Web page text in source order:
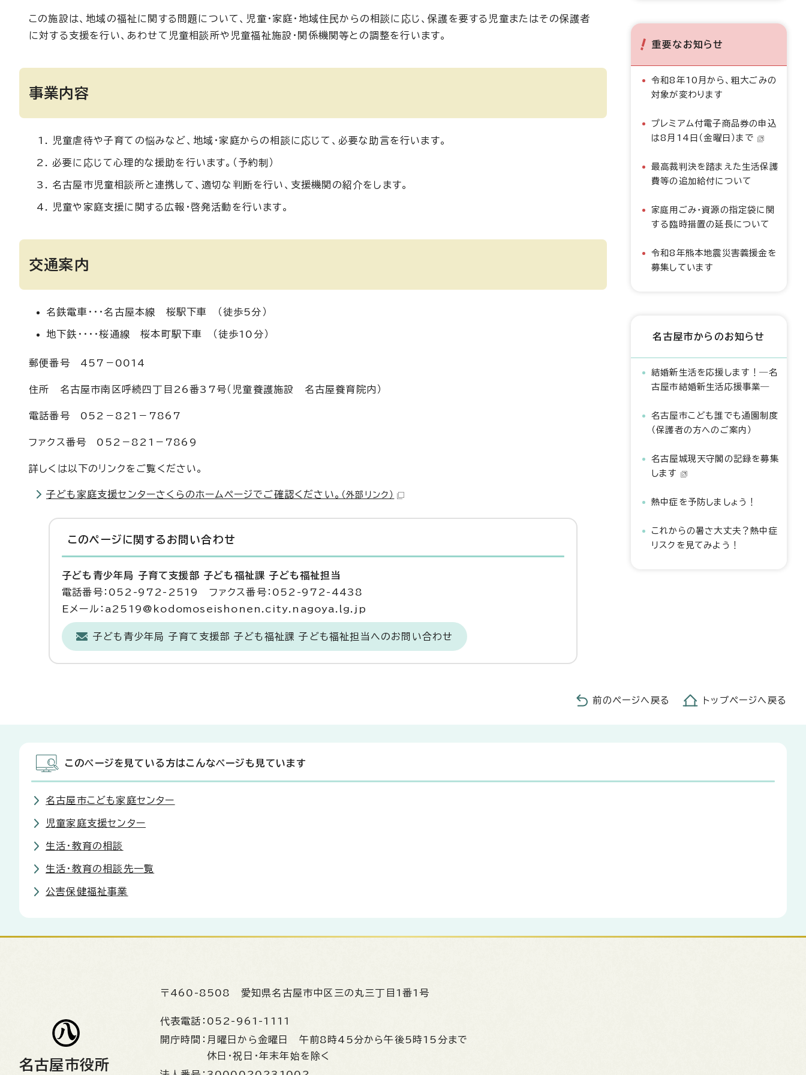
この施設は、地域の福祉に関する問題について、児童・家庭・地域住民からの相談に応じ、保護を要する児童またはその保護者
に対する支援を行い、あわせて児童相談所や児童福祉施設・関係機関等との調整を行います。
事業内容
児童虐待や子育ての悩みなど、地域・家庭からの相談に応じて、必要な助言を行います。
必要に応じて心理的な援助を行います。（予約制）
名古屋市児童相談所と連携して、適切な判断を行い、支援機関の紹介をします。
児童や家庭支援に関する広報・啓発活動を行います。
交通案内
名鉄電車・・・名古屋本線 桜駅下車 （徒歩5分）
地下鉄・・・・桜通線 桜本町駅下車 （徒歩10分）
郵便番号 457－0014
住所 名古屋市南区呼続四丁目26番37号（児童養護施設 名古屋養育院内）
電話番号 052－821－7867
ファクス番号 052－821－7869
詳しくは以下のリンクをご覧ください。
子ども家庭支援センターさくらのホームページでご確認ください。 （外部リンク）
このページに関する お問い合わせ
子ども青少年局 子育て支援部 子ども福祉課 子ども福祉担当
電話番号：052-972-2519 ファクス番号：052-972-4438
Eメール：a2519@kodomoseishonen.city.nagoya.lg.jp
子ども青少年局 子育て支援部 子ども福祉課 子ども福祉担当へのお問い合わせ
重要なお知らせ
令和8年10月から、粗大ごみの
対象が変わります
プレミアム付電子商品券の申込
は8月14日（金曜日）まで
最高裁判決を踏まえた生活保護
費等の追加給付について
家庭用ごみ・資源の指定袋に関
する臨時措置の延長について
令和8年熊本地震災害義援金を
募集しています
名古屋市からのお知らせ
結婚新生活を応援します！―名
古屋市結婚新生活応援事業―
名古屋市こども誰でも通園制度
（保護者の方へのご案内）
名古屋城現天守閣の記録を募集
します
熱中症を予防しましょう！
これからの暑さ大丈夫？熱中症
リスクを見てみよう！
前のページへ戻る トップページへ戻る
このページを見ている方はこんなページも見ています
名古屋市こども家庭センター
児童家庭支援センター
生活・教育の相談
生活・教育の相談先一覧
公害保健福祉事業
名古屋市役所
〒460-8508 愛知県名古屋市中区三の丸三丁目1番1号
代表電話： 052-961-1111
開庁時間： 月曜日から金曜日 午前8時45分から午後5時15分まで
休日・祝日・年末年始を除く